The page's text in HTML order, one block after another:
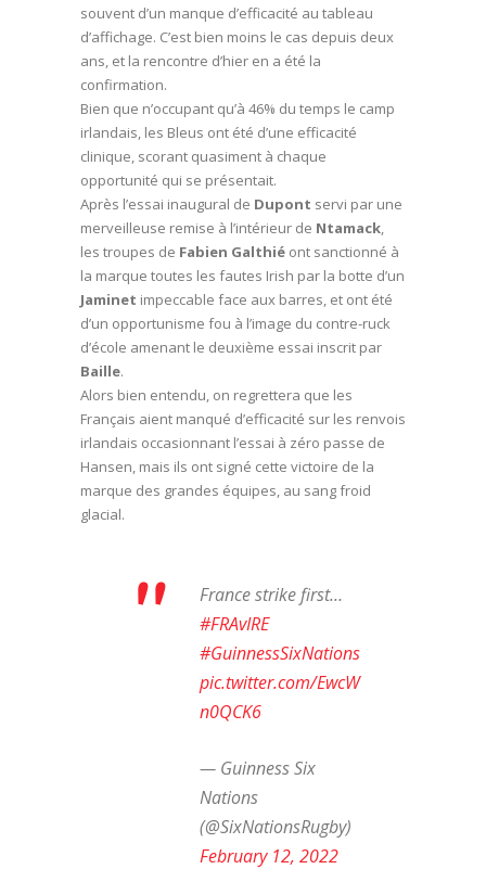
souvent d’un manque d’efficacité au tableau
d’affichage. C’est bien moins le cas depuis deux
ans, et la rencontre d’hier en a été la
confirmation.
Bien que n’occupant qu’à 46% du temps le camp
irlandais, les Bleus ont été d’une efficacité
clinique, scorant quasiment à chaque
opportunité qui se présentait.
Après l’essai inaugural de Dupont servi par une
merveilleuse remise à l’intérieur de Ntamack,
les troupes de Fabien Galthié ont sanctionné à
la marque toutes les fautes Irish par la botte d’un
Jaminet impeccable face aux barres, et ont été
d’un opportunisme fou à l’image du contre-ruck
d’école amenant le deuxième essai inscrit par
Baille.
Alors bien entendu, on regrettera que les
Français aient manqué d’efficacité sur les renvois
irlandais occasionnant l’essai à zéro passe de
Hansen, mais ils ont signé cette victoire de la
marque des grandes équipes, au sang froid
glacial.
France strike first…
#FRAvIRE
#GuinnessSixNations
pic.twitter.com/EwcW
n0QCK6
— Guinness Six
Nations
(@SixNationsRugby)
February 12, 2022